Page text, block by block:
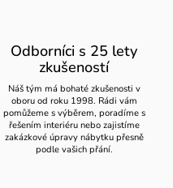
Odborníci s 25 lety
zkušeností
Náš tým má bohaté zkušenosti v
oboru od roku 1998. Rádi vám
pomůžeme s výběrem, poradíme s
řešením interiéru nebo zajistíme
zakázkové úpravy nábytku přesně
podle vašich přání.